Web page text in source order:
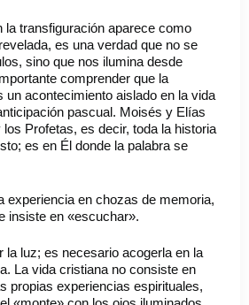
la transfiguración aparece como
es una verdad que no se
sino que nos ilumina desde
comprender que la
un acontecimiento aislado en la vida
pascual. Moisés y Elías
Profetas, es decir, toda la historia
es en Él donde la palabra se
experiencia en chozas de memoria,
insiste en «escuchar».
la luz; es necesario acogerla en la
La vida cristiana no consiste en
propias experiencias espirituales,